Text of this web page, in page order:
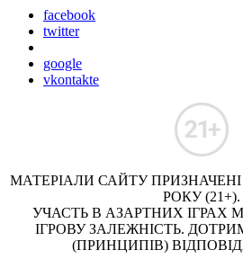
facebook
twitter
google
vkontakte
МАТЕРІАЛИ САЙТУ ПРИЗНАЧЕНІ
РОКУ (21+).
УЧАСТЬ В АЗАРТНИХ ІГРАХ
ІГРОВУ ЗАЛЕЖНІСТЬ.
(ПРИНЦИПІВ)